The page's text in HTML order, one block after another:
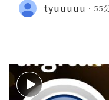
tyuuuuu 55